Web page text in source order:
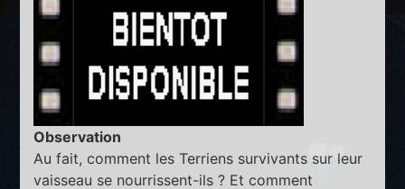
Observation
Au fait, comment les Terriens survivants sur leur
vaisseau se nourrissent-ils ? Et comment